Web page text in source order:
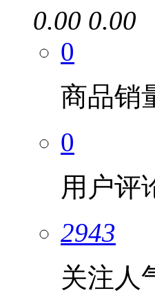
0.00 0.00
0
商品销
0
用户评
2943
关注人